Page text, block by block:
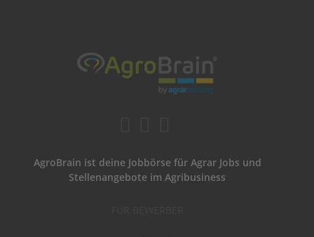
AgroBrain ist deine Jobbörse für Agrar Jobs und
Stellenangebote im Agribusiness